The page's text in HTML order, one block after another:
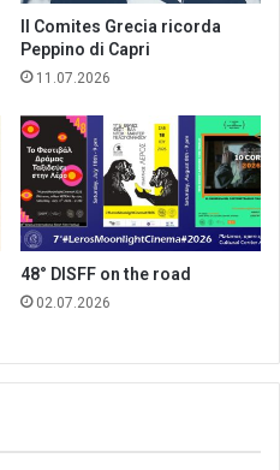
Il Comites Grecia ricorda
Peppino di Capri
11.07.2026
48° DISFF on the road
02.07.2026